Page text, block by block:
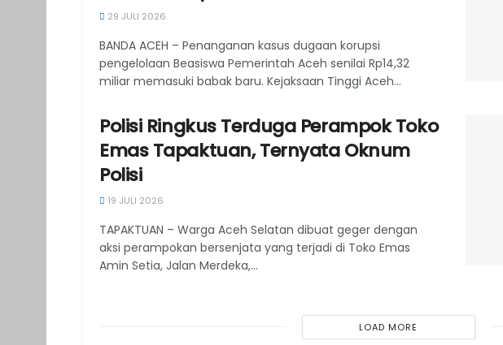
29 JULI 2026
BANDA ACEH – Penanganan kasus dugaan korupsi
pengelolaan Beasiswa Pemerintah Aceh senilai Rp14,32
miliar memasuki babak baru. Kejaksaan Tinggi Aceh...
Polisi Ringkus Terduga Perampok Toko
Emas Tapaktuan, Ternyata Oknum
Polisi
19 JULI 2026
TAPAKTUAN – Warga Aceh Selatan dibuat geger dengan
aksi perampokan bersenjata yang terjadi di Toko Emas
Amin Setia, Jalan Merdeka,...
LOAD MORE